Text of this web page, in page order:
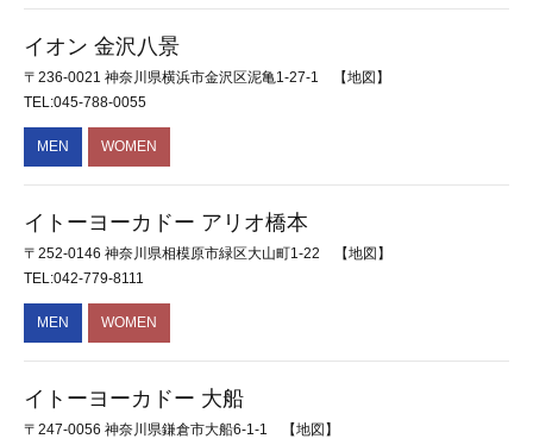
イオン 金沢八景
〒236-0021 神奈川県横浜市金沢区泥亀1-27-1
【地図】
TEL:045-788-0055
MEN WOMEN
イトーヨーカドー アリオ橋本
〒252-0146 神奈川県相模原市緑区大山町1-22
【地図】
TEL:042-779-8111
MEN WOMEN
イトーヨーカドー 大船
〒247-0056 神奈川県鎌倉市大船6-1-1
【地図】